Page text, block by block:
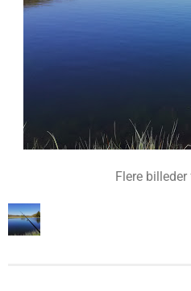
Flere